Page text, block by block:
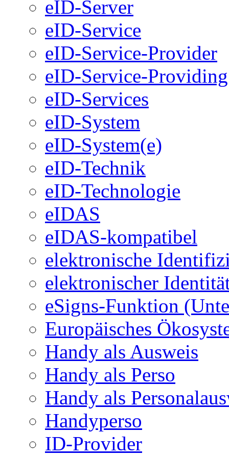
eID-Server
eID-Service
eID-Service-Provider
eID-Service-Providing
eID-Services
eID-System
eID-System(e)
eID-Technik
eID-Technologie
eIDAS
eIDAS-kompatibel
elektronische
elektronischer
eSigns-Funktion
Europäisches
Handy als Ausweis
Handy als Perso
Handy als
Handyperso
ID-Provider